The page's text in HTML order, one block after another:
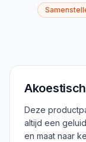
Deze
altijd een
en maat naar